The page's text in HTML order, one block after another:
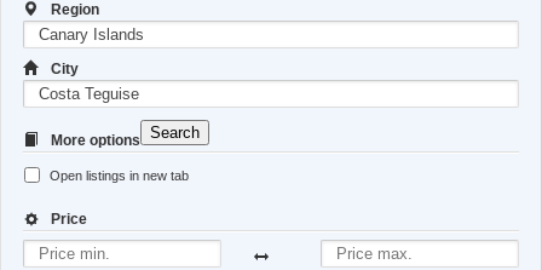
Region
City
More options
Open listings in new tab
Price
Search